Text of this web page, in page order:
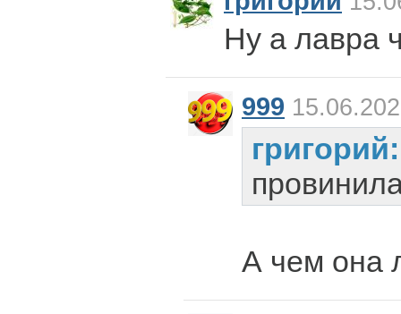
Ну а лавра
999
А чем она